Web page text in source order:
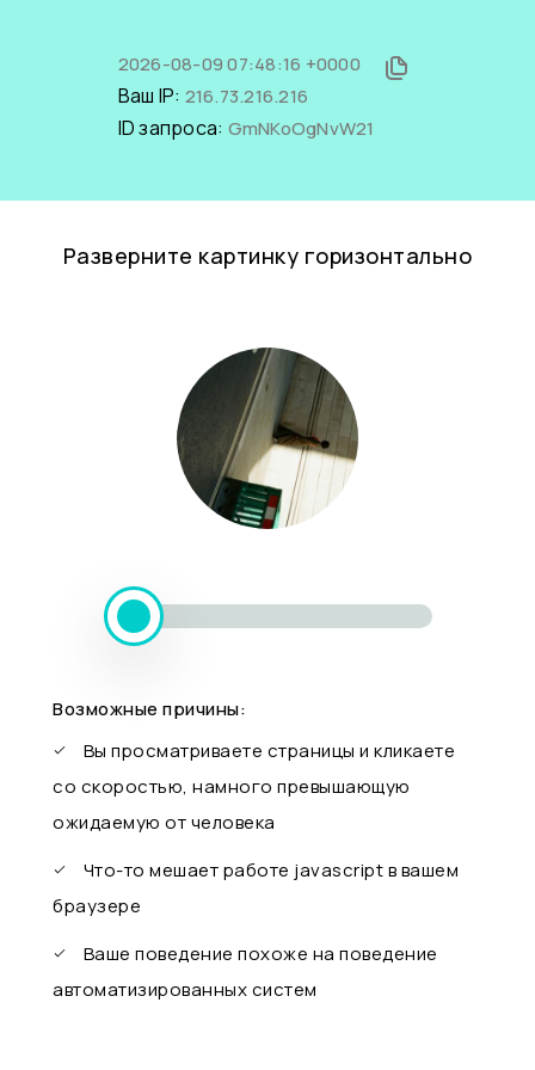
2026-08-09 07:48:16 +0000
Ваш IP: 216.73.216.216
ID запроса: GmNKoOgNvW21
Разверните картинку горизонтально
Возможные причины:
Вы просматриваете страницы и кликаете
со скоростью, намного превышающую
ожидаемую от человека
Что-то мешает работе javascript в вашем
браузере
Ваше поведение похоже на поведение
автоматизированных систем